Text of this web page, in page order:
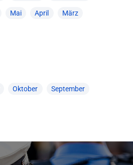
Mai April März
Oktober September